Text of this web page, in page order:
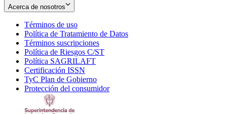
Acerca de nosotros
Términos de uso
in
new
window
Política de Tratamiento de Datos
Términos suscripciones
in
Política de Riesgos C/ST
Política SAGRILAFT
new
window
Certificación ISSN
in
new
TyC Plan de Gobierno
in
Protección del consumidorOpens